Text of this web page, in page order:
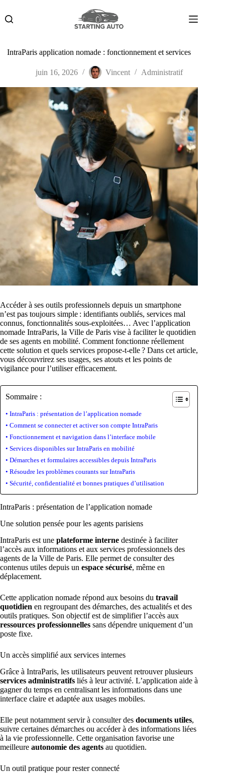
contenu
IntraParis application nomade : fonctionnement et services
juin 16, 2026 Vincent Administratif
Accéder à ses outils professionnels depuis un smartphone
n’est pas toujours simple : identifiants oubliés, services mal
connus, fonctionnalités sous-exploitées… Avec l’application
nomade IntraParis, la Ville de Paris vise à faciliter le quotidien
de ses agents en mobilité. Comment fonctionne réellement
cette solution et quels services propose-t-elle ? Dans cet article,
vous découvrirez ses usages, ses atouts et les points de
vigilance pour l’utiliser efficacement.
Sommaire :
IntraParis : présentation de l’application nomade
Comment se connecter et activer son compte IntraParis
Fonctionnement et navigation dans l’interface mobile
Services disponibles sur IntraParis en mobilité
Démarches et formulaires accessibles depuis IntraParis
Résoudre les problèmes courants sur IntraParis
Sécurité, confidentialité et bonnes pratiques d’utilisation
IntraParis : présentation de l’application nomade
Une solution pensée pour les agents parisiens
IntraParis est une plateforme interne destinée à faciliter
l’accès aux informations et aux services professionnels des
agents de la Ville de Paris. Elle permet de consulter des
contenus utiles depuis un espace sécurisé, même en
déplacement.
Cette application nomade répond aux besoins du travail
quotidien en regroupant des démarches, des actualités et des
outils pratiques. Son objectif est de simplifier l’accès aux
ressources professionnelles sans dépendre uniquement d’un
poste fixe.
Un accès simplifié aux services internes
Grâce à IntraParis, les utilisateurs peuvent retrouver plusieurs
services administratifs liés à leur activité. L’application aide à
gagner du temps en centralisant les informations dans une
interface claire et adaptée aux usages mobiles.
Elle peut notamment servir à consulter des documents utiles,
suivre certaines démarches ou accéder à des informations liées
à la vie professionnelle. Cette organisation favorise une
meilleure autonomie des agents au quotidien.
Un outil pratique pour rester connecté